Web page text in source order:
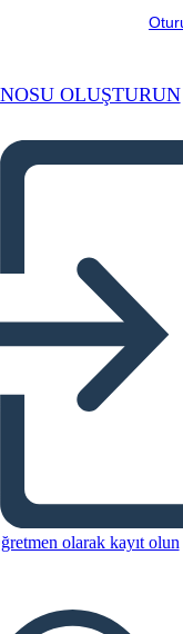
OLUŞTURUN
olarak kayıt olun
kopyala